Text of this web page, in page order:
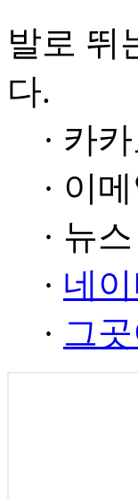
발로 뛰
다.
· 카
· 이
· 뉴
· 네
· 그